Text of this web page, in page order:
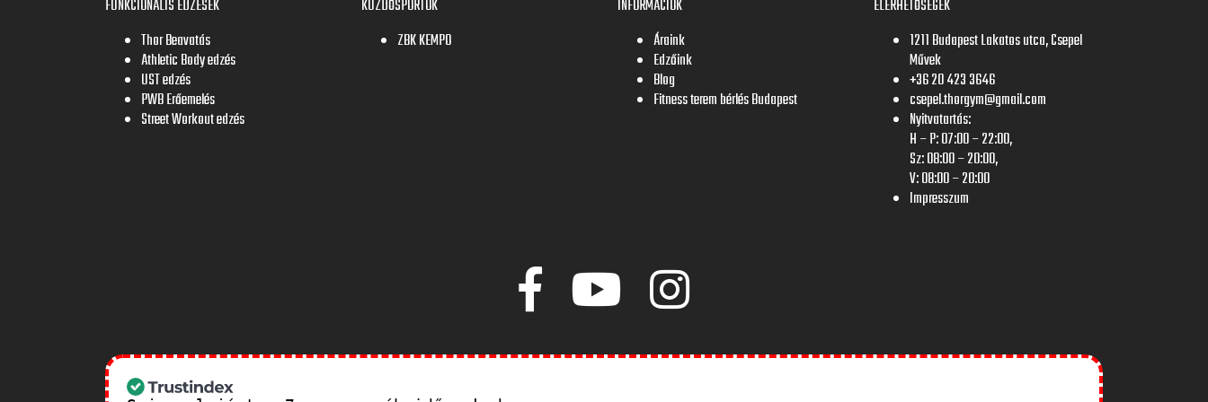
FUNKCIONÁLIS EDZÉSEK
Thor Beavatás
Athletic Body edzés
UST edzés
PWB Erőemelés
Street Workout edzés
KÜZDŐSPORTOK
ZBK KEMPO
INFORMÁCIÓK
Áraink
Edzőink
Blog
Fitness terem bérlés Budapest
ELÉRHETŐSÉGEK
1211 Budapest Lakatos utca, Csepel
Művek
+36 20 423 3646
csepel.thorgym@gmail.com
Nyitvatartás:
H – P: 07:00 – 22:00,
Sz: 08:00 – 20:00,
V: 08:00 – 20:00
Impresszum